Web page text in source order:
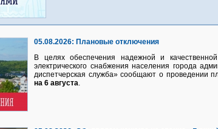
05.08.2026: Плановые отключения
В целях обеспечения надежной и
электрического снабжения населения города
диспетчерская служба» сообщают о проведении
на 6 августа.